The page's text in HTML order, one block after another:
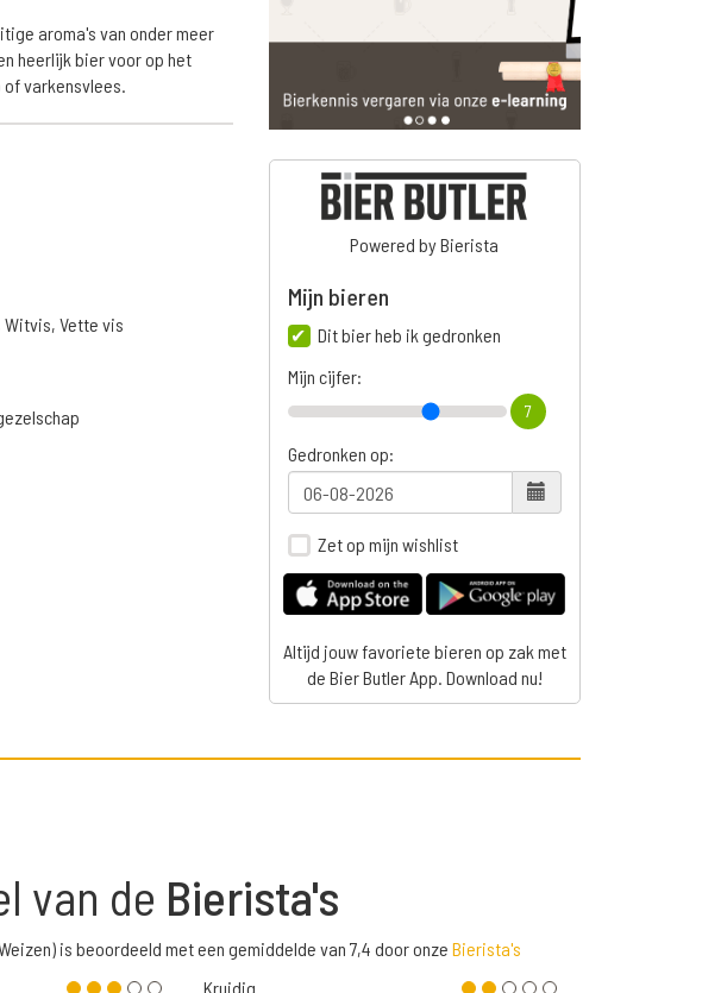
aroma's van onder meer
heerlijk bier voor op het
varkensvlees.
Witvis, Vette vis
Powered by Bierista
Mijn bieren
Dit bier heb ik gedronken
Mijn cijfer:
7
Gedronken op:
Zet op mijn wishlist
Altijd jouw favoriete bieren op zak met
de Bier Butler App. Download nu!
van de Bierista's
is beoordeeld met een gemiddelde van 7,4 door onze Bierista's
Kruidig